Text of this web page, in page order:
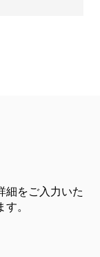
細をご入力いた
。